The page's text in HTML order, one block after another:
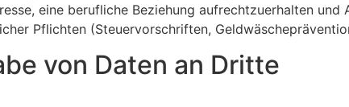
eine berufliche Beziehung aufrechtzuerhalten und
Pflichten (Steuervorschriften,
von Daten an Dritte